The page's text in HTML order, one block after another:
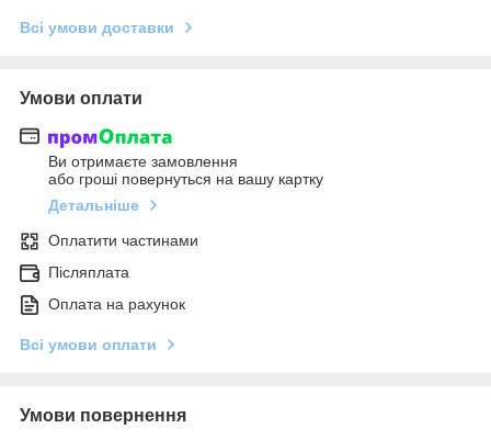
Всі умови доставки
Умови оплати
Ви отримаєте замовлення
або гроші повернуться на вашу картку
Детальніше
Оплатити частинами
Післяплата
Оплата на рахунок
Всі умови оплати
Умови повернення